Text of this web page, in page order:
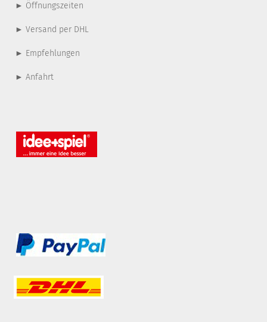
► Öffnungszeiten
► Versand per DHL
► Empfehlungen
► Anfahrt